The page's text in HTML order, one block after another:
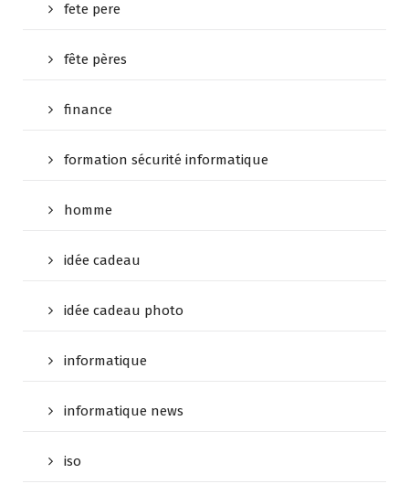
fete pere
fête pères
finance
formation sécurité informatique
homme
idée cadeau
idée cadeau photo
informatique
informatique news
iso